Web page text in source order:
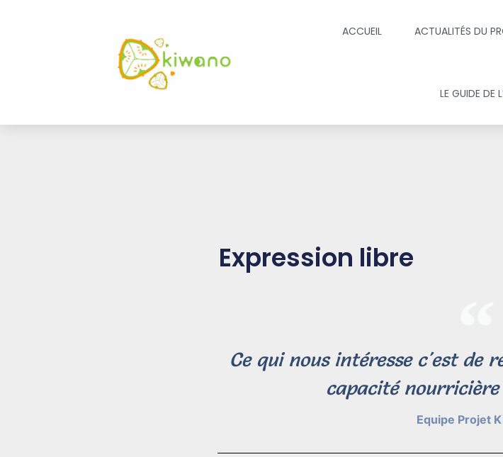
ACCUEIL ACTUALITÉS DU
LE GUIDE DE
Expression libre
Ce qui nous intéresse c'est de
capacité
Equipe Projet